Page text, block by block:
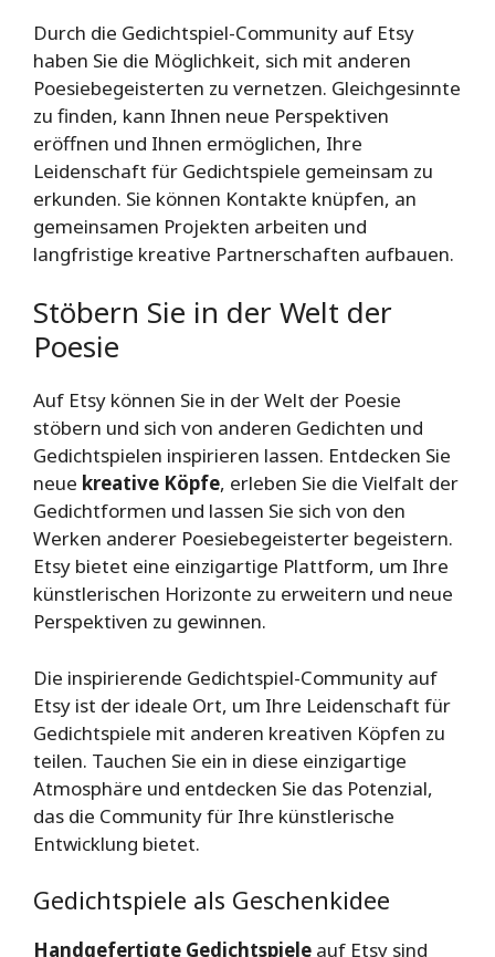
Durch die Gedichtspiel-Community auf Etsy
haben Sie die Möglichkeit, sich mit anderen
Poesiebegeisterten zu vernetzen. Gleichgesinnte
zu finden, kann Ihnen neue Perspektiven
eröffnen und Ihnen ermöglichen, Ihre
Leidenschaft für Gedichtspiele gemeinsam zu
erkunden. Sie können Kontakte knüpfen, an
gemeinsamen Projekten arbeiten und
langfristige kreative Partnerschaften aufbauen.
Stöbern Sie in der Welt der
Poesie
Auf Etsy können Sie in der Welt der Poesie
stöbern und sich von anderen Gedichten und
Gedichtspielen inspirieren lassen. Entdecken Sie
neue kreative Köpfe, erleben Sie die Vielfalt der
Gedichtformen und lassen Sie sich von den
Werken anderer Poesiebegeisterter begeistern.
Etsy bietet eine einzigartige Plattform, um Ihre
künstlerischen Horizonte zu erweitern und neue
Perspektiven zu gewinnen.
Die inspirierende Gedichtspiel-Community auf
Etsy ist der ideale Ort, um Ihre Leidenschaft für
Gedichtspiele mit anderen kreativen Köpfen zu
teilen. Tauchen Sie ein in diese einzigartige
Atmosphäre und entdecken Sie das Potenzial,
das die Community für Ihre künstlerische
Entwicklung bietet.
Gedichtspiele als Geschenkidee
Handgefertigte Gedichtspiele auf Etsy sind